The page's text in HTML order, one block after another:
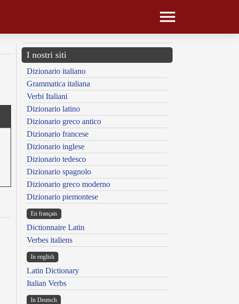
I nostri siti
Dizionario italiano
Grammatica italiana
Verbi Italiani
Dizionario latino
Dizionario greco antico
Dizionario francese
Dizionario inglese
Dizionario tedesco
Dizionario spagnolo
Dizionario greco moderno
Dizionario piemontese
En français
Dictionnaire Latin
Verbes italiens
In english
Latin Dictionary
Italian Verbs
In Deutsch